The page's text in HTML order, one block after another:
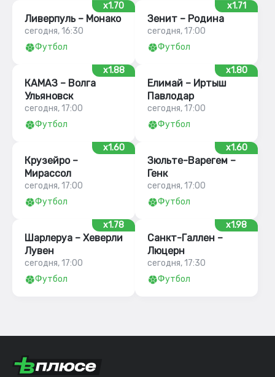
x1.70
Ливерпуль – Монако
сегодня, 16:30
Футбол
x1.71
Зенит – Родина
сегодня, 17:00
Футбол
x1.88
КАМАЗ – Волга
Ульяновск
сегодня, 17:00
Футбол
x1.80
Елимай – Иртыш
Павлодар
сегодня, 17:00
Футбол
x1.60
Крузейро –
Мирассол
сегодня, 17:00
Футбол
x1.60
Зюльте-Варегем –
Генк
сегодня, 17:00
Футбол
x1.78
Шарлеруа – Хеверли
Лувен
сегодня, 17:00
Футбол
x1.98
Санкт-Галлен –
Люцерн
сегодня, 17:30
Футбол